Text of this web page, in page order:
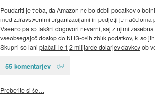
Poudariti je treba, da Amazon ne bo dobil podatkov o
med zdravstvenimi organizacijami in podjetji je
Vseeno pa so takšni dogovori nevarni, saj z njimi
vseobsegajoč dostop do NHS-ovih zbirk podatkov, ki so
Skupni so lani plačali le 1,2 milijarde dolarjev davkovob
55 komentarjev
Preberite si še…